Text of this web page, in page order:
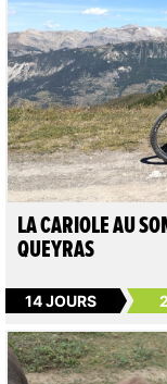
LA CARIOLE AU
QUEYRAS
14 JOURS